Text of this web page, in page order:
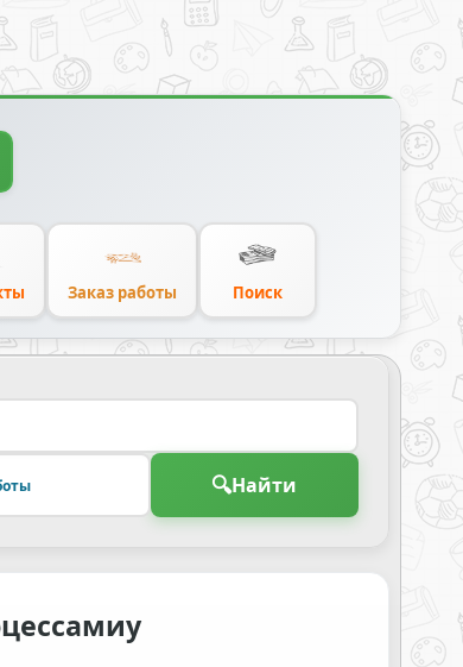
Заказ работы Поиск
🔍Найти